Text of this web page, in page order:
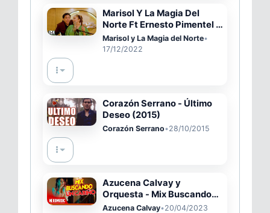
Marisol Y La Magia Del
Norte Ft Ernesto Pimentel -
Libre Y Solterita (Video
Oficial)
Marisol y La Magia del Norte•
17/12/2022
Corazón Serrano - Último
Deseo (2015)
Corazón Serrano•28/10/2015
Azucena Calvay y
Orquesta - Mix Buscando
Un Cariño (PRIMICIA 2023)
Azucena Calvay•20/04/2023